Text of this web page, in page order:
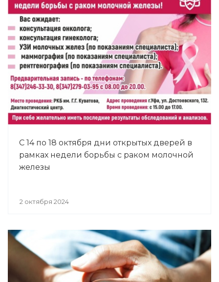
С 14 по 18 октября дни открытых дверей в
рамках недели борьбы с раком молочной
железы
2 октября 2024